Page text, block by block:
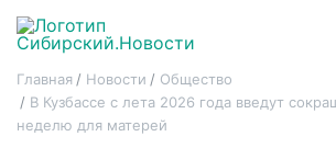
Главная Новости
Общество
В Кузбассе с лета 2026 года введут
неделю для матерей